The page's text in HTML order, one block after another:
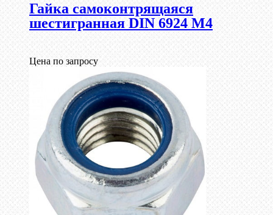
Гайка самоконтрящаяся
шестигранная DIN 6924 М4
Цена по запросу